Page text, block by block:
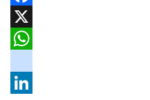
Facebook
X
instagram